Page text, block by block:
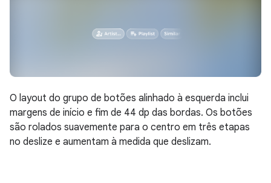
O layout do grupo de botões alinhado à esquerda inclui
margens de início e fim de 44 dp das bordas. Os botões
são rolados suavemente para o centro em três etapas
no deslize e aumentam à medida que deslizam.